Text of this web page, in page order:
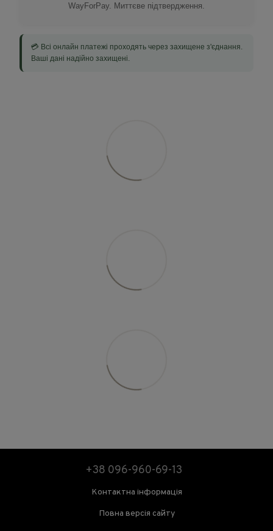
WayForPay. Миттєве підтвердження.
💳 Всі онлайн платежі проходять через захищене з'єднання.
Ваші дані надійно захищені.
+38 096-960-69-13
Контактна інформація
Повна версія сайту